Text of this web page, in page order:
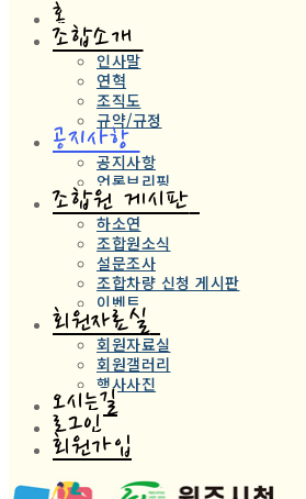
홈
조합소개
인사말
연혁
조직도
규약/규정
공지사항
공지사항
언론브리핑
조합원 게시판
하소연
조합원소식
설문조사
조합차량 신청 게시판
이벤트
회원자료실
회원자료실
회원갤러리
행사사진
오시는길
로그인
회원가입